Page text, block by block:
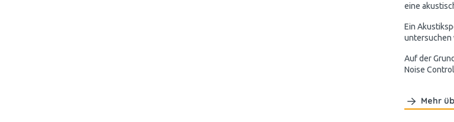
eine
Ein
untersuchen
Auf der
Noise
Mehr